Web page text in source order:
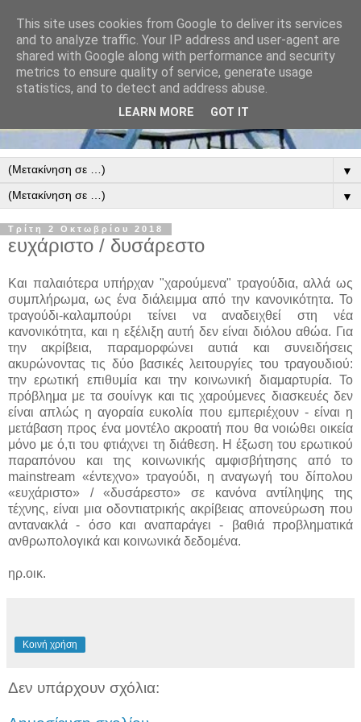
▼
▼
Τρίτη 2 Οκτωβρίου 2018
ευχάριστο / δυσάρεστο
Και παλαιότερα υπήρχαν "χαρούμενα" τραγούδια, αλλά ως
συμπλήρωμα, ως ένα διάλειμμα από την κανονικότητα. Το
τραγούδι-καλαμπούρι τείνει να αναδειχθεί στη νέα
κανονικότητα, και η εξέλιξη αυτή δεν είναι διόλου αθώα. Για
την ακρίβεια, παραμορφώνει αυτιά και συνειδήσεις
ακυρώνοντας τις δύο βασικές λειτουργίες του τραγουδιού:
την ερωτική επιθυμία και την κοινωνική διαμαρτυρία. Το
πρόβλημα με τα σουίνγκ και τις χαρούμενες διασκευές δεν
είναι απλώς η αγοραία ευκολία που εμπεριέχουν - είναι η
μετάβαση προς ένα μοντέλο ακροατή που θα νοιώθει οικεία
μόνο με ό,τι του φτιάχνει τη διάθεση. Η έξωση του ερωτικού
παραπόνου και της κοινωνικής αμφισβήτησης από το
mainstream «έντεχνο» τραγούδι, η αναγωγή του δίπολου
«ευχάριστο» / «δυσάρεστο» σε κανόνα αντίληψης της
τέχνης, είναι μια οδοντιατρικής ακρίβειας απονεύρωση που
αντανακλά - όσο και αναπαράγει - βαθιά προβληματικά
ανθρωπολογικά και κοινωνικά δεδομένα.
ηρ.οικ.
Κοινή χρήση
Δεν υπάρχουν σχόλια:
This site uses cookies from Google to deliver its services
and to analyze traffic. Your IP address and user-agent are
shared with Google along with performance and security
metrics to ensure quality of service, generate usage
statistics, and to detect and address abuse.
LEARN MORE GOT IT